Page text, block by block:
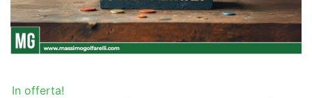
In offerta!